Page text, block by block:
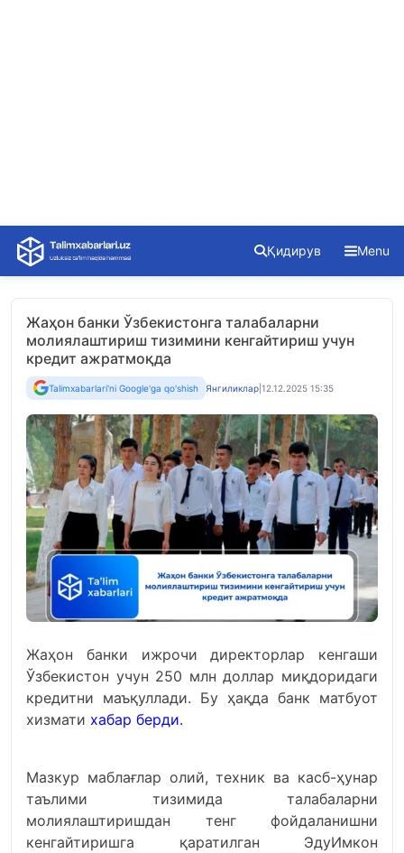
Skip
content
Қидирув Menu
Жаҳон банки Ўзбекистонга талабаларни
молиялаштириш тизимини кенгайтириш учун
кредит ажратмоқда
Talimxabarlari'ni Google'ga qo'shish Янгиликлар 12.12.2025 15:35
Жаҳон банки ижрочи директорлар кенгаши
Ўзбекистон учун 250 млн доллар миқдоридаги
кредитни маъқуллади. Бу ҳақда банк матбуот
хизмати хабар берди.
Мазкур маблағлар олий, техник ва касб-ҳунар
таълими тизимида талабаларни
молиялаштиришдан тенг фойдаланишни
кенгайтиришга қаратилган ЭдуИмкон